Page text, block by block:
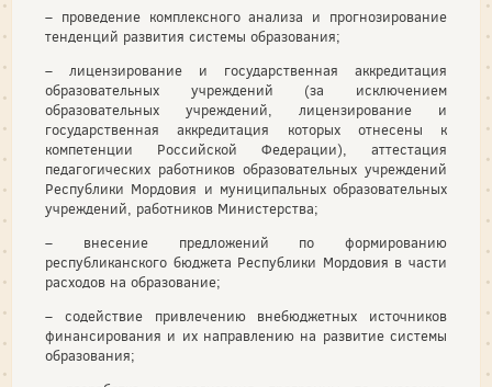
– проведение комплексного анализа и прогнозирование
тенденций развития системы образования;
– лицензирование и государственная аккредитация
образовательных учреждений (за исключением
образовательных учреждений, лицензирование и
государственная аккредитация которых отнесены к
компетенции Российской Федерации), аттестация
педагогических работников образовательных учреждений
Республики Мордовия и муниципальных образовательных
учреждений, работников Министерства;
– внесение предложений по формированию
республиканского бюджета Республики Мордовия в части
расходов на образование;
– содействие привлечению внебюджетных источников
финансирования и их направлению на развитие системы
образования;